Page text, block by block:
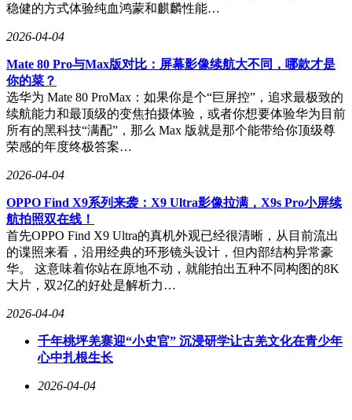
稳健的方式体验纯血鸿蒙和麒麟性能…
2026-04-04
Mate 80 Pro与Max版对比：屏幕影像续航大不同，哪款才是
你的菜？
选华为 Mate 80 ProMax：如果你是个“巨屏控”，追求最极致的
续航能力和最顶级的变焦拍摄体验，或者你想要体验华为目前
所有的黑科技“满配”，那么 Max 版就是那个能带给你顶级尊
荣感的年度终极答案…
2026-04-04
OPPO Find X9系列来袭：X9 Ultra影像拉满，X9s Pro小屏续
航拍照双在线！
首先OPPO Find X9 Ultra的真机外观已经很清晰，从目前流出
的谍照来看，沿用经典的环形镜头设计，但内部结构异常豪
华。 这意味着你站在原地不动，就能拍出五种不同构图的8K
大片，双2亿的好处是解析力…
2026-04-04
千年桃坪羌寨迎“小史官” 沉浸研学让古羌文化在青少年
心中扎根生长
2026-04-04